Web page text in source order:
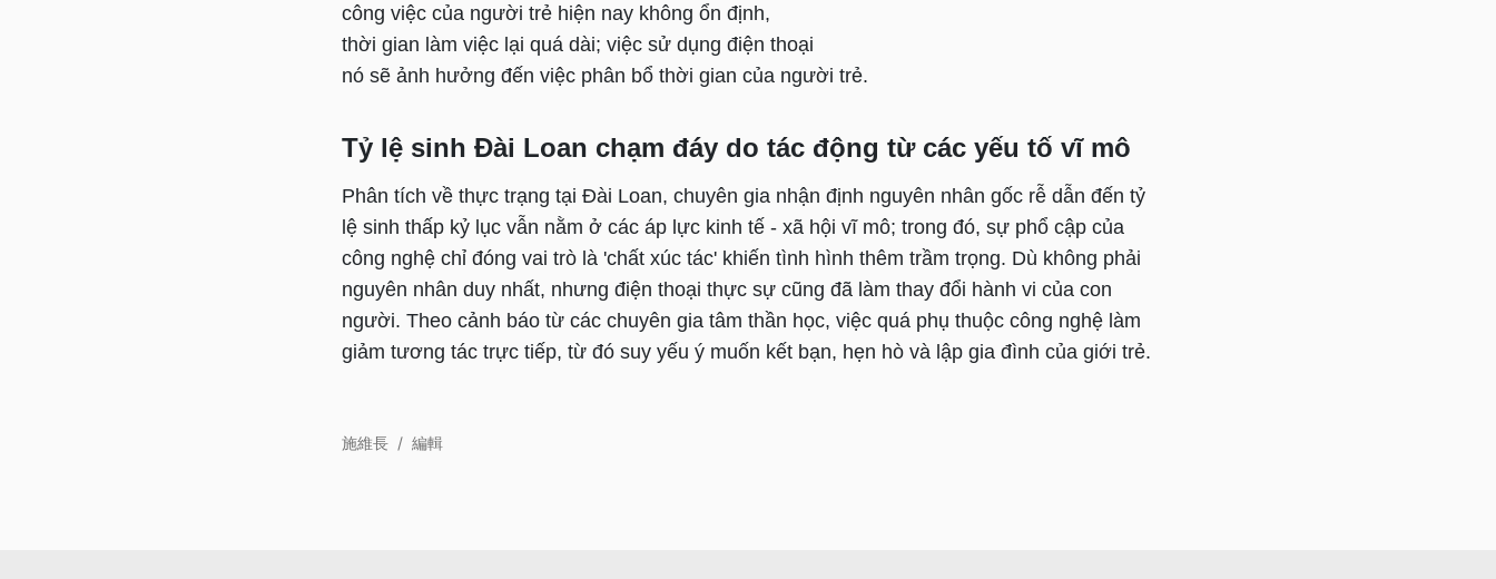
công việc của người trẻ hiện nay không ổn định,
thời gian làm việc lại quá dài; việc sử dụng điện thoại
nó sẽ ảnh hưởng đến việc phân bổ thời gian của người trẻ.
Tỷ lệ sinh Đài Loan chạm đáy do tác động từ các yếu tố vĩ mô
Phân tích về thực trạng tại Đài Loan, chuyên gia nhận định nguyên nhân gốc rễ dẫn đến tỷ
lệ sinh thấp kỷ lục vẫn nằm ở các áp lực kinh tế - xã hội vĩ mô; trong đó, sự phổ cập của
công nghệ chỉ đóng vai trò là 'chất xúc tác' khiến tình hình thêm trầm trọng. Dù không phải
nguyên nhân duy nhất, nhưng điện thoại thực sự cũng đã làm thay đổi hành vi của con
người. Theo cảnh báo từ các chuyên gia tâm thần học, việc quá phụ thuộc công nghệ làm
giảm tương tác trực tiếp, từ đó suy yếu ý muốn kết bạn, hẹn hò và lập gia đình của giới trẻ.
施維長 / 編輯